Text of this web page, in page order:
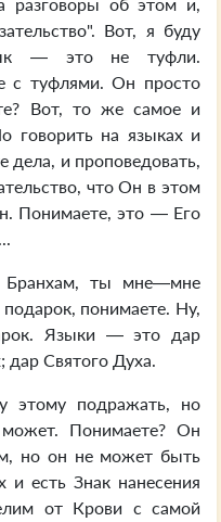
Вот, я буду
— это не туфли.
с туфлями. Он просто
Вот, то же самое и
говорить на языках и
дела, и проповедовать,
что Он в этом
Понимаете, это — Его
ты мне—мне
понимаете. Ну,
Языки — это дар
дар Святого Духа.
этому подражать, но
Понимаете? Он
но он не может быть
есть Знак нанесения
от Крови с самой